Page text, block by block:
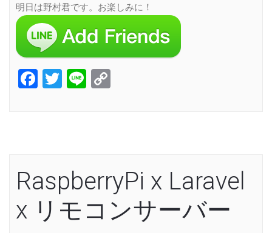
明日は野村君です。お楽しみに！
Facebook
Twitter
Line
RaspberryPi x Laravel
x リモコンサーバー